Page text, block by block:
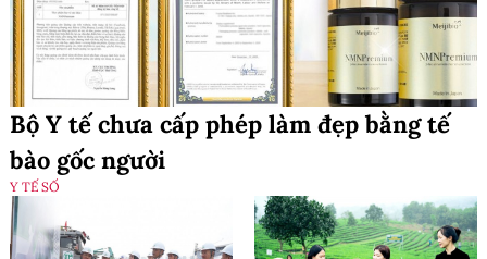
Bộ Y tế chưa cấp phép làm đẹp bằng tế
bào gốc người
Y TẾ SỐ